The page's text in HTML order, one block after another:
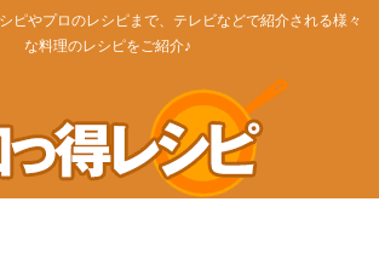
ピやプロのレシピまで、テレビなどで紹介される様々
な料理のレシピをご紹介♪